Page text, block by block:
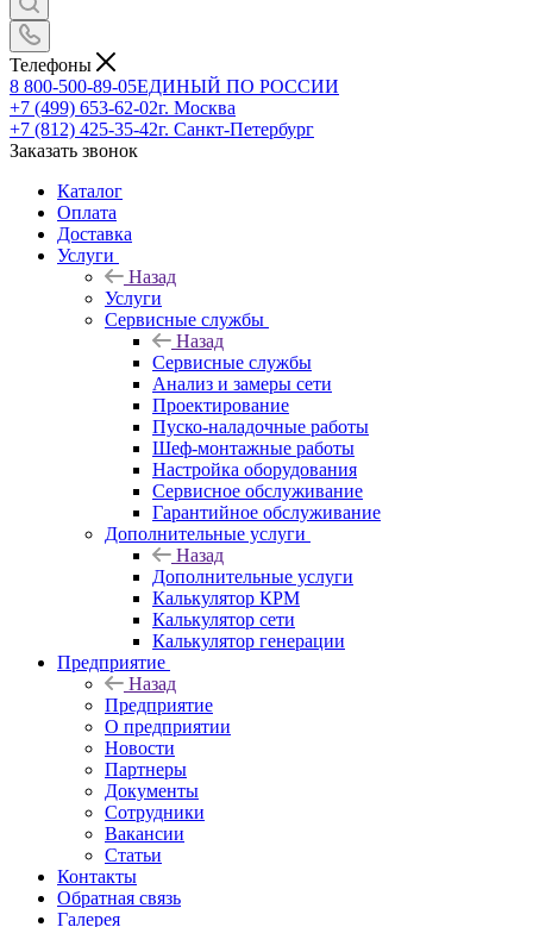
Телефоны
8 800-500-89-05ЕДИНЫЙ ПО РОССИИ
+7 (499) 653-62-02г. Москва
+7 (812) 425-35-42г. Санкт-Петербург
Заказать звонок
Каталог
Оплата
Доставка
Услуги
Назад
Услуги
Сервисные службы
Назад
Сервисные службы
Анализ и замеры сети
Проектирование
Пуско-наладочные работы
Шеф-монтажные работы
Настройка оборудования
Сервисное обслуживание
Гарантийное обслуживание
Дополнительные услуги
Назад
Дополнительные услуги
Калькулятор КРМ
Калькулятор сети
Калькулятор генерации
Предприятие
Назад
Предприятие
О предприятии
Новости
Партнеры
Документы
Сотрудники
Вакансии
Статьи
Контакты
Обратная связь
Галерея